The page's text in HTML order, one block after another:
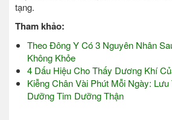
tạng.
Tham khảo:
Theo Đông Y Có 3 Nguyên Nhân
Không Khỏe
4 Dấu Hiệu Cho Thấy Dương Khí
Kiễng Chân Vài Phút Mỗi Ngày:
Dưỡng Tim Dưỡng Thận